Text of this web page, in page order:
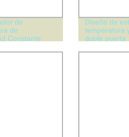
de
de
Constante
Diseño de
temperatura
doble puerta